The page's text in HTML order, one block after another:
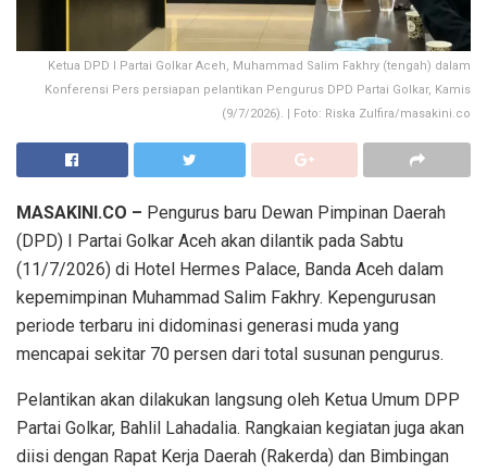
Ketua DPD I Partai Golkar Aceh, Muhammad Salim Fakhry (tengah) dalam
Konferensi Pers persiapan pelantikan Pengurus DPD Partai Golkar, Kamis
(9/7/2026). | Foto: Riska Zulfira/masakini.co
MASAKINI.CO – Pengurus baru Dewan Pimpinan Daerah
(DPD) I Partai Golkar Aceh akan dilantik pada Sabtu
(11/7/2026) di Hotel Hermes Palace, Banda Aceh dalam
kepemimpinan Muhammad Salim Fakhry. Kepengurusan
periode terbaru ini didominasi generasi muda yang
mencapai sekitar 70 persen dari total susunan pengurus.
Pelantikan akan dilakukan langsung oleh Ketua Umum DPP
Partai Golkar, Bahlil Lahadalia. Rangkaian kegiatan juga akan
diisi dengan Rapat Kerja Daerah (Rakerda) dan Bimbingan